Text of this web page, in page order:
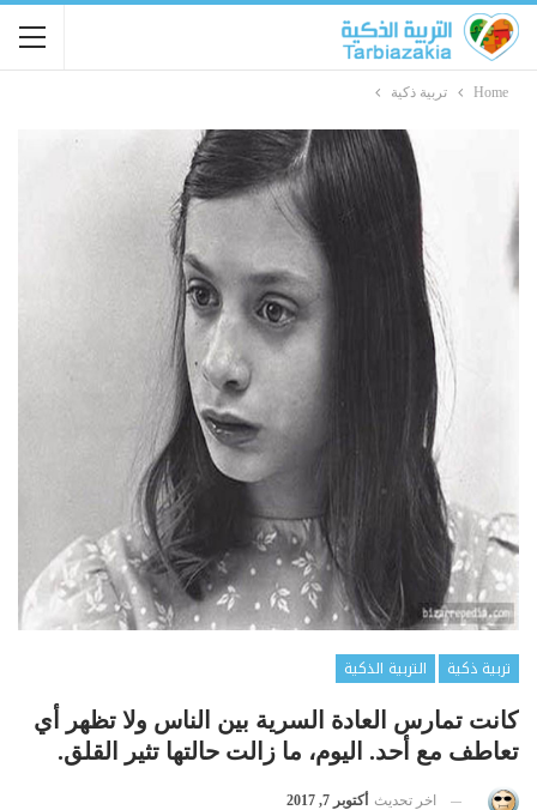
Home تربية ذكية
تربية ذكية
التربية الذكية
كانت تمارس العادة السرية بين الناس ولا تظهر أي
تعاطف مع أحد. اليوم، ما زالت حالتها تثير القلق.
اخر تحديث أكتوبر 7, 2017